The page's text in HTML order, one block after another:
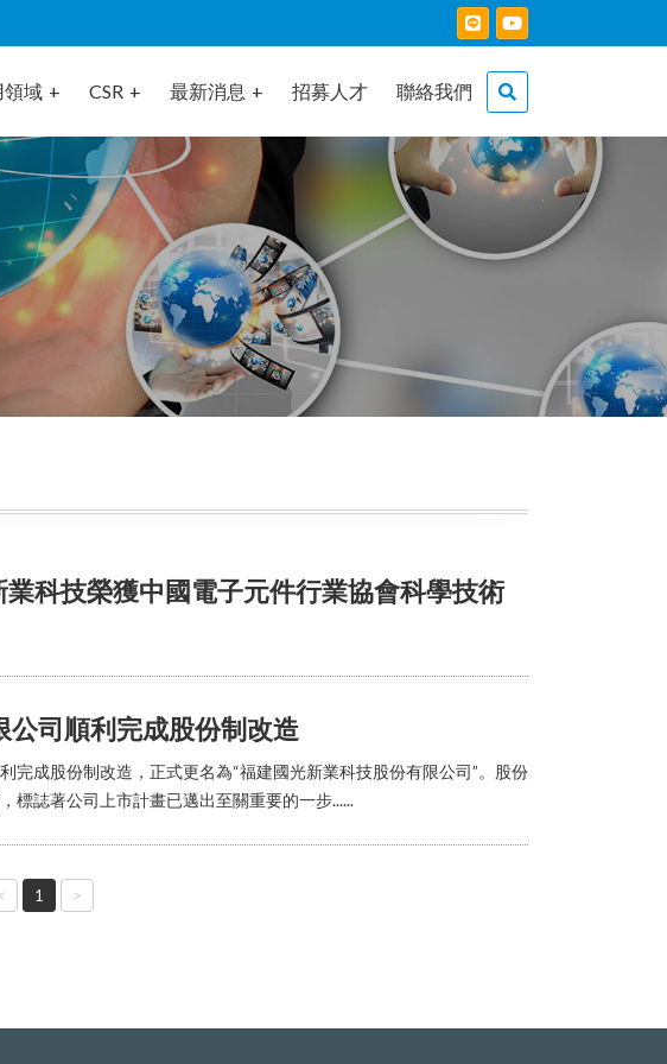
領域 CSR 最新消息 招募人才 聯絡我們
科技榮獲中國電子元件行業協會科學技術
公司順利完成股份制改造
完成股份制改造，正式更名為“福建國光新業科技股份有限公司”。股份
標誌著公司上市計畫已邁出至關重要的一步......
1 >